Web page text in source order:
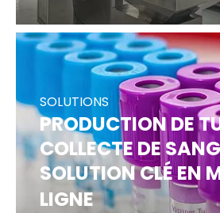
SOLUTIONS
PRODUCTION DE
COLLECTE DE SANG
SOLUTION CLÉ EN
LIGNE